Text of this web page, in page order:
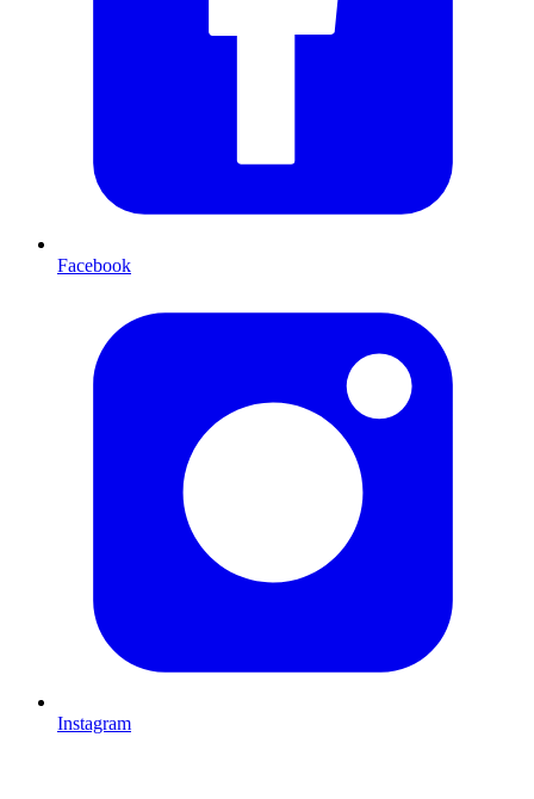
Facebook
Instagram